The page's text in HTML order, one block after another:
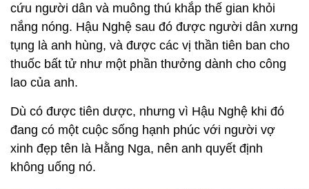
cứu người dân và muông thú khắp thế gian khỏi
nắng nóng. Hậu Nghệ sau đó được người dân xưng
tụng là anh hùng, và được các vị thần tiên ban cho
thuốc bất tử như một phần thưởng dành cho công
lao của anh.
Dù có được tiên dược, nhưng vì Hậu Nghệ khi đó
đang có một cuộc sống hạnh phúc với người vợ
xinh đẹp tên là Hằng Nga, nên anh quyết định
không uống nó.